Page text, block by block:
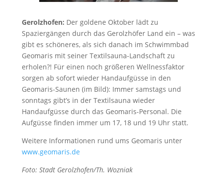
Gerolzhofen: Der goldene Oktober lädt zu
Spaziergängen durch das Gerolzhöfer Land ein – was
gibt es schöneres, als sich danach im Schwimmbad
Geomaris mit seiner Textilsauna-Landschaft zu
erholen?! Für einen noch größeren Wellnessfaktor
sorgen ab sofort wieder Handaufgüsse in den
Geomaris-Saunen (im Bild): Immer samstags und
sonntags gibt’s in der Textilsauna wieder
Handaufgüsse durch das Geomaris-Personal. Die
Aufgüsse finden immer um 17, 18 und 19 Uhr statt.
Weitere Informationen rund ums Geomaris unter
www.geomaris.de
Foto: Stadt Gerolzhofen/Th. Wozniak